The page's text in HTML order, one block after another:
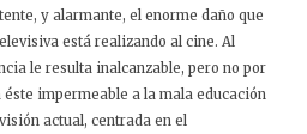
y alarmante, el enorme daño que
está realizando al cine. Al
le resulta inalcanzable, pero no por
impermeable a la mala educación
actual, centrada en el